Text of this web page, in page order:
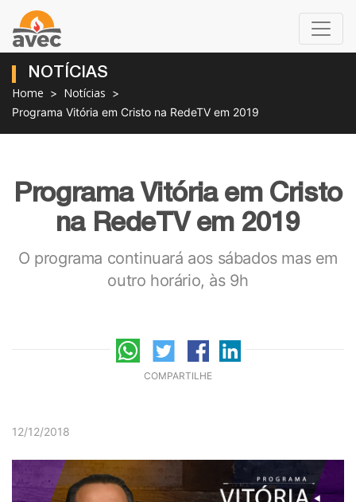
NOTÍCIAS
Home Notícias
Programa Vitória em Cristo na RedeTV em 2019
Programa Vitória em Cristo
na RedeTV em 2019
O programa continuará aos sábados mas em
outro horário, às 9h
COMPARTILHE
12/12/2018